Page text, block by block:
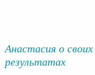
Анастасия о
результатах